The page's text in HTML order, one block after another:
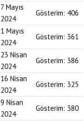
7 Mayıs
2024
Gösterim: 406
1 Mayıs
2024
Gösterim: 361
23 Nisan
2024
Gösterim: 386
16 Nisan
2024
Gösterim: 325
9 Nisan
2024
Gösterim: 380